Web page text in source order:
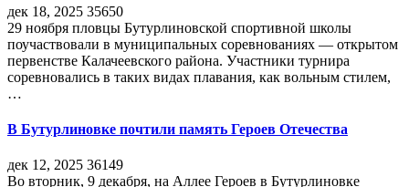
дек 18, 2025 35650
29 ноября пловцы Бутурлиновской спортивной школы
поучаствовали в муниципальных соревнованиях — открытом
первенстве Калачеевского района. Участники турнира
соревновались в таких видах плавания, как вольным стилем,
…
В Бутурлиновке почтили память Героев Отечества
дек 12, 2025 36149
Во вторник, 9 декабря, на Аллее Героев в Бутурлиновке